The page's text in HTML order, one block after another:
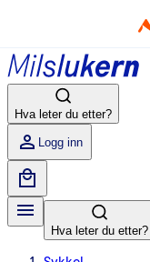
Hva leter du etter?
Logg inn
Hva leter du etter?